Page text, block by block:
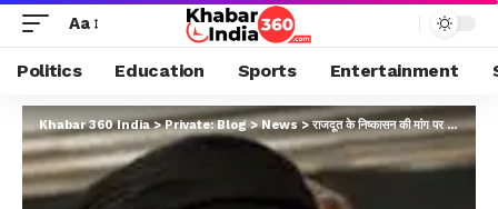
Aa
Politics Education Sports Entertainment
Khabar 360 India>Private: Blog>News>राजदूत के निष्कासन की मांग पर भड़का ईरान, ऑस्ट्रेलियाई राजदूत को किया तलब